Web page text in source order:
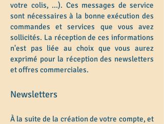
votre colis, ...). Ces messages de service
sont nécessaires à la bonne exécution des
commandes et services que vous avez
sollicités. La réception de ces informations
n'est pas liée au choix que vous aurez
exprimé pour la réception des newsletters
et offres commerciales.
Newsletters
À la suite de la création de votre compte, et